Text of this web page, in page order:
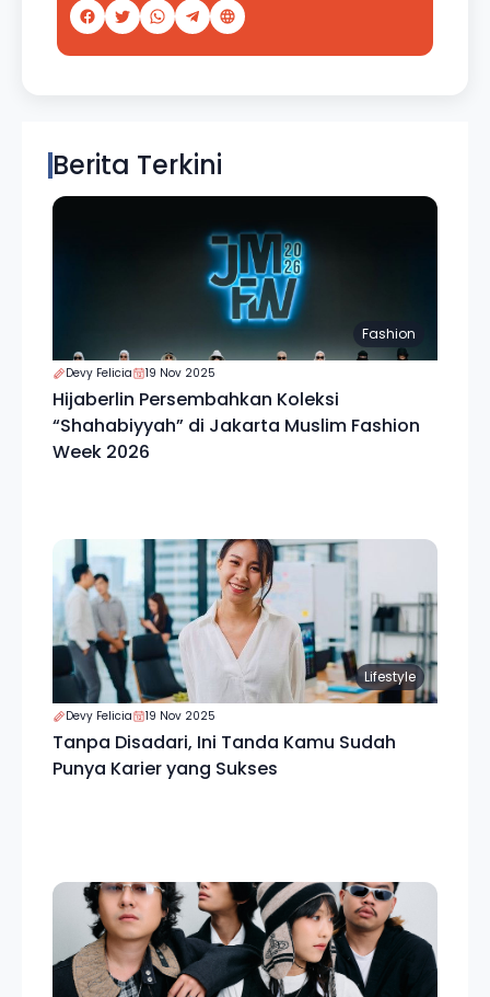
Berita Terkini
Fashion
Devy Felicia 19 Nov 2025
Hijaberlin Persembahkan Koleksi
“Shahabiyyah” di Jakarta Muslim Fashion
Week 2026
Lifestyle
Devy Felicia 19 Nov 2025
Tanpa Disadari, Ini Tanda Kamu Sudah
Punya Karier yang Sukses